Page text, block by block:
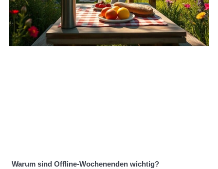
Warum sind Offline-Wochenenden wichtig?